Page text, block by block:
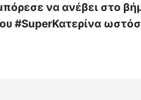
να ανέβει στο
#SuperΚατερίνα